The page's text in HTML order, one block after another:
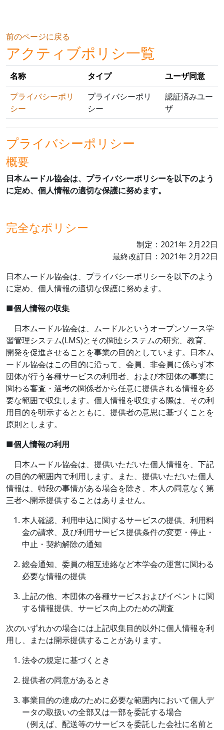
前のページに戻る
アクティブポリシ一覧
名称 タイプ
ユーザ同意
プライバシーポリ
シー
プライバシーポリ
シー
認証済みユー
ザ
プライバシーポリシー
概要
日本ムードル協会は、プライバシーポリシーを以下のよう
に定め、個人情報の適切な保護に努めます。
完全なポリシー
制定： 2021年2月22日
最終改訂日： 2021年2月22日
日本ムードル協会は、プライバシーポリシーを以下のよう
に定め、個人情報の適切な保護に努めます。
■個人情報の収集
日本ムードル協会は、ムードルというオープンソース学
習管理システム(LMS)とその関連システムの研究、教育、
開発を促進させることを事業の目的としています。日本ム
ードル協会はこの目的に沿って、会員、非会員に係らず本
団体が行う各種サービスの利用者、および本団体の事業に
関わる審査・選考の関係者から任意に提供される情報を必
要な範囲で収集します。個人情報を収集する際は、その利
用目的を明示するとともに、提供者の意思に基づくことを
原則とします。
■個人情報の利用
日本ムードル協会は、提供いただいた個人情報を、下記
の目的の範囲内で利用します。また、提供いただいた個人
情報は、特段の事情がある場合を除き、本人の同意なく第
三者へ開示提供することはありません。
本人確認、利用申込に関するサービスの提供、利用料
金の請求、及び利用サービス提供条件の変更・停止・
中止・契約解除の通知
総会通知、委員の相互連絡など本学会の運営に関わる
必要な情報の提供
上記の他、本団体の各種サービスおよびイベントに関
する情報提供、サービス向上のための調査
次のいずれかの場合には上記収集目的以外に個人情報を利
用し、または開示提供することがあります。
法令の規定に基づくとき
提供者の同意があるとき
事業目的の達成のために必要な範囲内において個人デ
ータの取扱いの全部又は一部を委託する場合
（例えば、配送等のサービスを委託した会社に名前と